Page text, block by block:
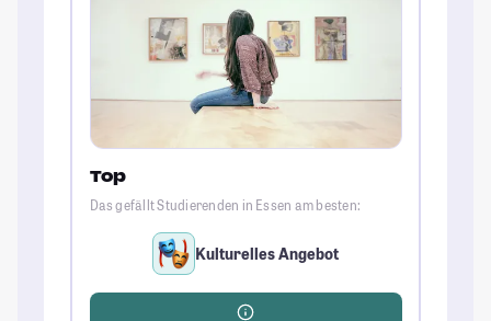
Top
Das gefällt Studierenden in Essen am besten:
Kulturelles Angebot